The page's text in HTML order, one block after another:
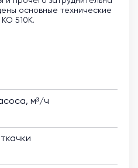
основные технические
510К.
м³/ч